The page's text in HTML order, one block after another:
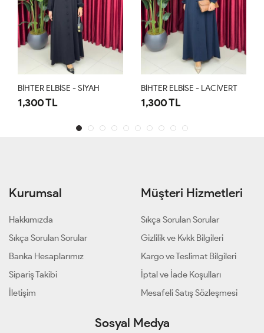
BİHTER ELBİSE - SİYAH
1,300 TL
BİHTER ELBİSE - LACİVERT
1,300 TL
Kurumsal
Hakkımızda
Sıkça Sorulan Sorular
Banka Hesaplarımız
Sipariş Takibi
İletişim
Müşteri Hizmetleri
Sıkça Sorulan Sorular
Gizlilik ve Kvkk Bilgileri
Kargo ve Teslimat Bilgileri
İptal ve İade Koşulları
Mesafeli Satış Sözleşmesi
Sosyal Medya